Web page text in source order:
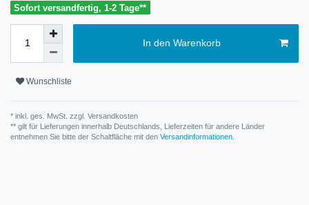
Sofort versandfertig, 1-2 Tage**
In den Warenkorb
Wunschliste
* inkl. ges. MwSt. zzgl. Versandkosten
** gilt für Lieferungen innerhalb Deutschlands, Lieferzeiten für andere Länder
entnehmen Sie bitte der Schaltfläche mit den Versandinformationen